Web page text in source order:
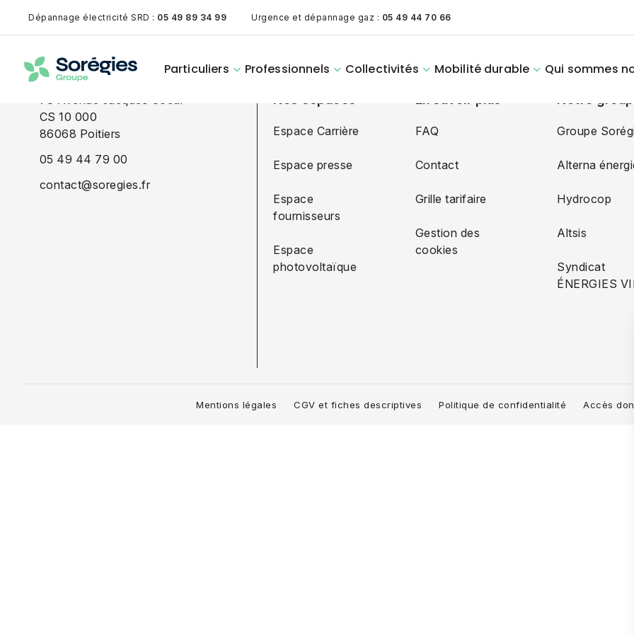
Dépannage électricité SRD : 05 49 89 34 99 Urgence et dépannage gaz : 05 49 44 70 66
Particuliers
Nos offres
Achat
Professionnels
Notre offre
électrique pro
d'énergie
Collectivités
collectivités
La gazette de
l’énergie
Mobilité durable
mobilité
Notre offre
électrique pro
Espace Client
Mobilités
Qui sommes
Présentation
Distribution
d'électricité
78 Avenue Jacques Coeur
CS 10 000
86068 Poitiers
05 49 44 79 00
contact@soregies.fr
Espace Carrière
Espace presse
Espace
fournisseurs
Espace
photovoltaïque
FAQ
Contact
Grille tarifaire
Gestion des
cookies
Groupe
Alterna
Hydrocop
Altsis
Syndicat
ÉNERGIES
Mentions légales CGV et fiches descriptives Politique de confidentialité Accès